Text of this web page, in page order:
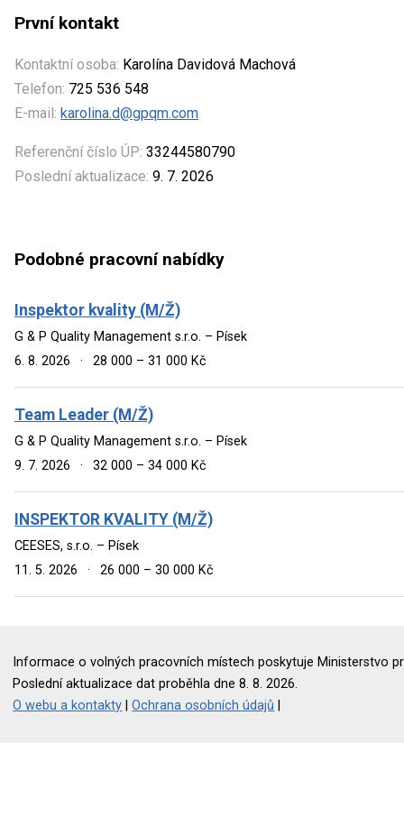
První kontakt
Kontaktní osoba: Karolína Davidová Machová
Telefon: 725 536 548
E-mail: karolina.d@gpqm.com
Referenční číslo ÚP: 33244580790
Poslední aktualizace: 9. 7. 2026
Podobné pracovní nabídky
Inspektor kvality (M/Ž)
G & P Quality Management s.r.o. – Písek
6. 8. 2026
· 28 000 – 31 000 Kč
Team Leader (M/Ž)
G & P Quality Management s.r.o. – Písek
9. 7. 2026
· 32 000 – 34 000 Kč
INSPEKTOR KVALITY (M/Ž)
CEESES, s.r.o. – Písek
11. 5. 2026
· 26 000 – 30 000 Kč
Informace o volných pracovních místech poskytuje Ministerstvo
Poslední aktualizace dat proběhla dne 8. 8. 2026.
O webu a kontakty |Ochrana osobních údajů